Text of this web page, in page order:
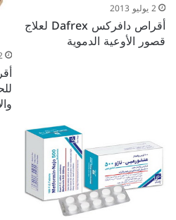
2 يوليو 2013
أقراص دافركس Dafrex لعلاج
قصور الأوعية الدموية
2